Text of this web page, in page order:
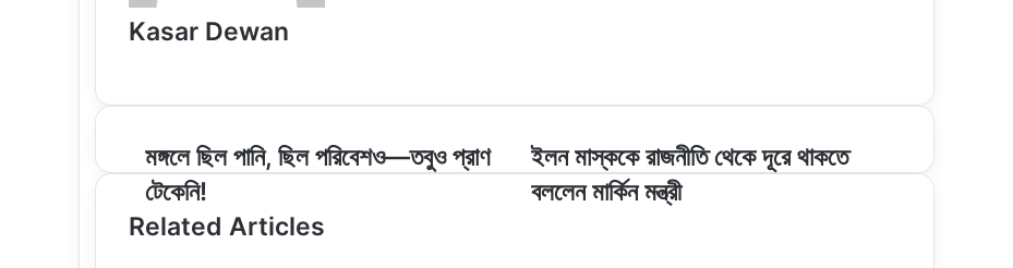
Kasar Dewan
মঙ্গলে
ছিল
পানি,
ছিল
পরিবেশও
মঙ্গলে ছিল পানি, ছিল পরিবেশও—তবুও প্রাণ
টেকেনি!
ইলন
মাস্ককে
রাজনীতি
ইলন মাস্ককে রাজনীতি থেকে দূরে থাকতে
বললেন মার্কিন মন্ত্রী
Related Articles